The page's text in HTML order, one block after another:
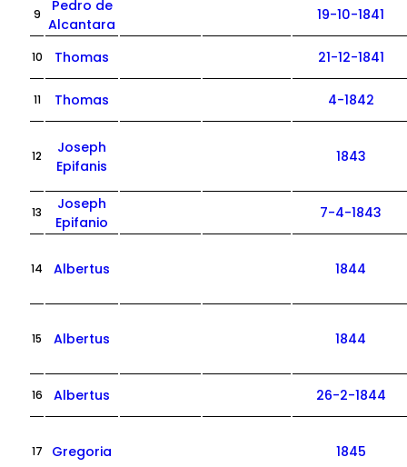
9
Pedro de
Alcantara
19-10-1841
10 Thomas 21-12-1841
11 Thomas 4-1842
12
Joseph
Epifanis
1843
13
Joseph
Epifanio
7-4-1843
14 Albertus 1844
15 Albertus 1844
16 Albertus 26-2-1844
17 Gregoria 1845